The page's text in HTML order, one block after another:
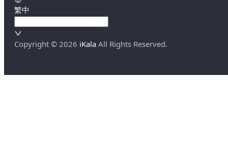
繁中
Copyright © 2026 iKala All Rights Reserved.